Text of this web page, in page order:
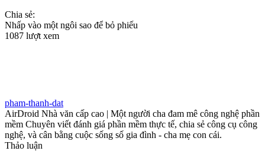
Chia sẻ:
Nhấp vào một ngôi sao để bỏ phiếu
1087 lượt xem
pham-thanh-dat
AirDroid Nhà văn cấp cao | Một người cha đam mê công nghệ phần
mềm Chuyên viết đánh giá phần mềm thực tế, chia sẻ công cụ công
nghệ, và cân bằng cuộc sống số gia đình - cha mẹ con cái.
Thảo luận